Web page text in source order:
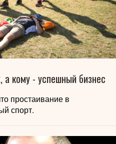
а кому - успешный бизнес
простаивание в
спорт.